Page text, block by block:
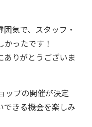
気で、スタッフ・
ったです！
ありがとうございま
ップの開催が決定
できる機会を楽しみ